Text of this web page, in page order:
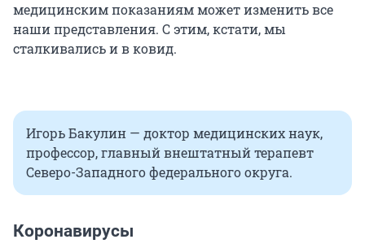
медицинским показаниям может изменить все
наши представления. С этим, кстати, мы
сталкивались и в ковид.
Игорь Бакулин — доктор медицинских наук,
профессор, главный внештатный терапевт
Северо-Западного федерального округа.
Коронавирусы